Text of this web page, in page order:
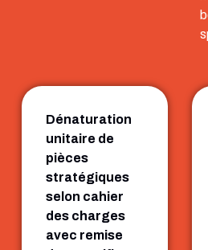
Dénaturation
unitaire de
pièces
stratégiques
selon cahier
des charges
avec remise